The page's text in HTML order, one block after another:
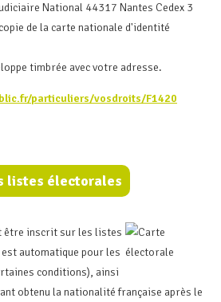
National 44317 Nantes Cedex 3
de la carte nationale d'identité
timbrée avec votre adresse.
particuliers/vosdroits/F1420
listes électorales
être inscrit sur les listes
automatique pour les
conditions), ainsi
obtenu la nationalité française après le